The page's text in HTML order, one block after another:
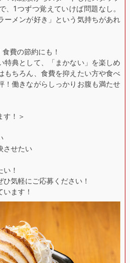
、1つずつ覚えていけば問題なし。
ーメンが好き」という気持ちがあれ
費の節約にも！
特典として、「まかない」を楽しめ
もちろん、食費を抑えたい方や食べ
！働きながらしっかりお腹も満たせ
す！＞
させたい
！
気軽にご応募ください！
ます！